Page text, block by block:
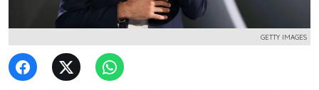
GETTY IMAGES